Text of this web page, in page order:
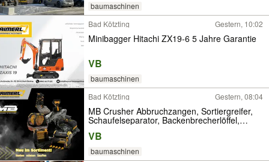
baumaschinen
Bad Kötzting
Gestern, 10:02
Minibagger Hitachi ZX19-6 5 Jahre Garantie
VB
baumaschinen
Bad Kötzting
Gestern, 08:04
MB Crusher Abbruchzangen, Sortiergreifer,
Schaufelseparator, Backenbrecherlöffel,
Sieblöffel, Querschneidkopffräse, Minibagger,
Lader, Mobilbagger
VB
baumaschinen